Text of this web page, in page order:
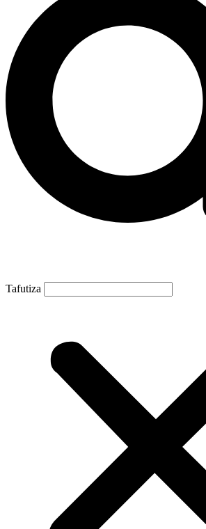
Tafutiza